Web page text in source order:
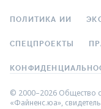
ПОЛИТИКА ИИ
СПЕЦПРОЕКТЫ
© 2000–2026 Общество
«Файненс.юа»,